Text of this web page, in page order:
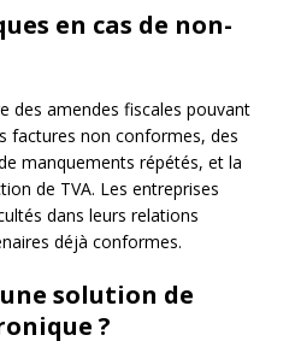
en cas de non-
des amendes fiscales pouvant
factures non conformes, des
manquements répétés, et la
de TVA. Les entreprises
dans leurs relations
déjà conformes.
solution de
?